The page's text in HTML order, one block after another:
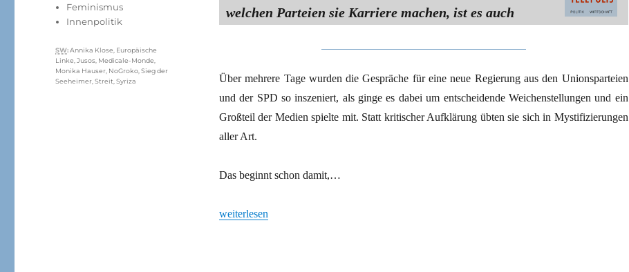
welchen Parteien sie Karriere machen, ist es auch
Über mehrere Tage wurden die Gespräche für eine neue Regierung aus den Unionsparteien
und der SPD so inszeniert, als ginge es dabei um entscheidende Weichenstellungen und ein
Großteil der Medien spielte mit. Statt kritischer Aufklärung übten sie sich in Mystifizierungen
aller Art.
Das beginnt schon damit,…
„Ein Sieg der Seeheimer und Seehofers aller Parteien“
weiterlesen
Kategorien
Feminismus
Innenpolitik
Schlagwörter
SW:Annika Klose Europäische
Linke ,Jusos Medicale-Monde
Monika Hauser NoGroko ,Sieg der
Seeheimer ,Streit ,Syriza